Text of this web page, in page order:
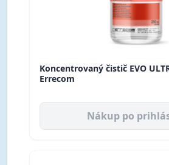
Koncentrovaný čistič EVO
Errecom
Nákup po